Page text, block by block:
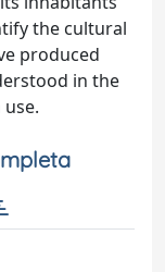
the cultural
produced
in the